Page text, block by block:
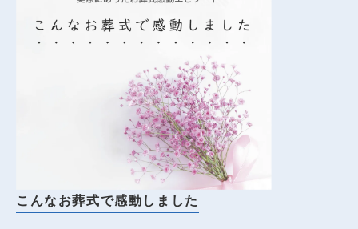
こんなお葬式で感動しました